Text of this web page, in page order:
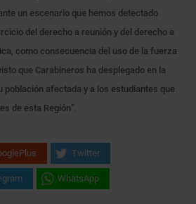
un escenario que hemos detectado
del derecho a reunión y del derecho a
como consecuencia del uso de la fuerza
que Carabineros ha desplegado en la
población afectada y a los estudiantes que
de esta Región”.
Twitter
WhatsApp